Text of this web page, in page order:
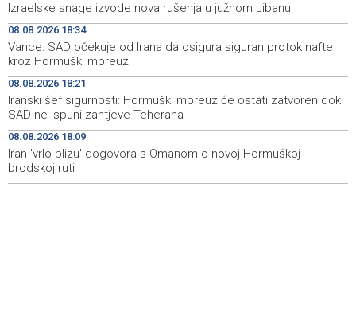
Ballian: Neopravdana sječa stabala a grad zbog manjka
drveća sve topliji
10:09
FBiH nema objedinjene podatke o povučenom i
uništenom mesu, prekršaji utvrđeni u 40 kontrola
10:03
Marija Šerifović pred više hiljada posjetitelja na Piroti
zatvorila 'Dane dijaspore 2026' u Travniku
09:28
Kušljugić: Sprječavanje dehidracije i pregrijavanja ključni
za očuvanje zdravlja srca tokom vrućina
Izraelske snage izvode nova rušenja u južnom Libanu
08.08.2026 18:34
Vance: SAD očekuje od Irana da osigura siguran protok nafte
kroz Hormuški moreuz
08.08.2026 18:21
Iranski šef sigurnosti: Hormuški moreuz će ostati zatvoren dok
SAD ne ispuni zahtjeve Teherana
08.08.2026 18:09
Iran 'vrlo blizu' dogovora s Omanom o novoj Hormuškoj
brodskoj ruti